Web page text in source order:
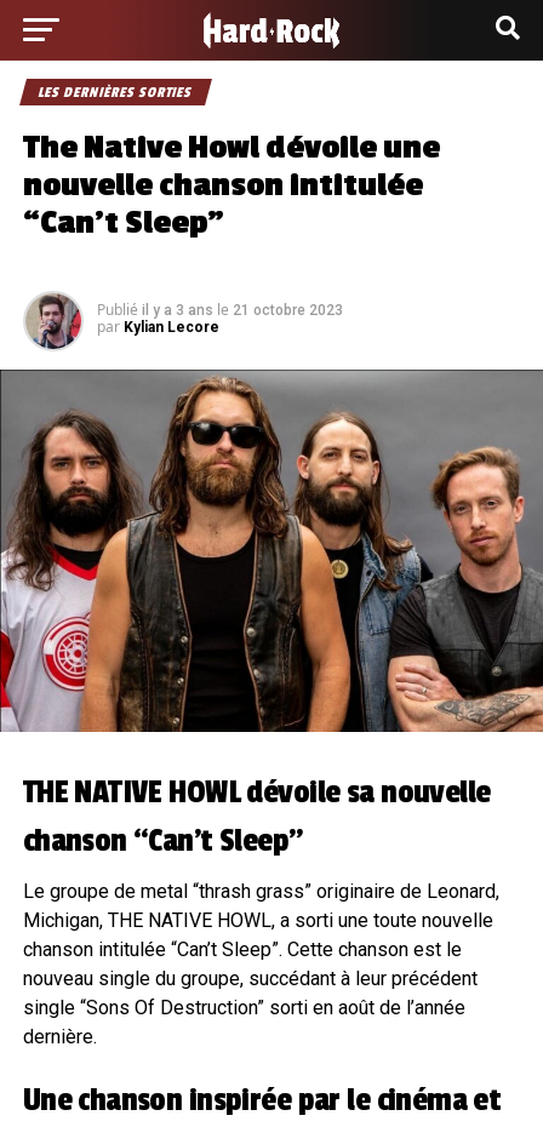
LES DERNIÈRES SORTIES
The Native Howl dévoile une
nouvelle chanson intitulée
“Can’t Sleep”
Publié il y a 3 ans le 21 octobre 2023
par Kylian Lecore
THE NATIVE HOWL dévoile sa nouvelle
chanson “Can’t Sleep”
Le groupe de metal “thrash grass” originaire de Leonard,
Michigan, THE NATIVE HOWL, a sorti une toute nouvelle
chanson intitulée “Can’t Sleep”. Cette chanson est le
nouveau single du groupe, succédant à leur précédent
single “Sons Of Destruction” sorti en août de l’année
dernière.
Une chanson inspirée par le cinéma et